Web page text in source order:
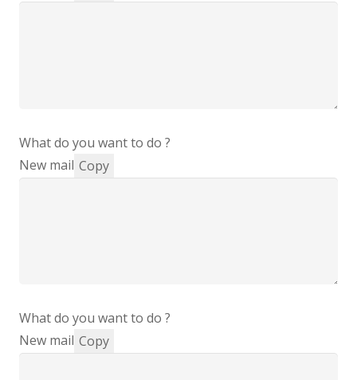
What do you want to do ?
New mail Copy
What do you want to do ?
New mail Copy